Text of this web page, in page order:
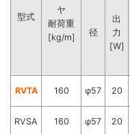
型式
ヤ
耐荷重
[kg/m]
径
出
力
[W]
RVTA 160 φ57 20
RVSA 160 φ57 20